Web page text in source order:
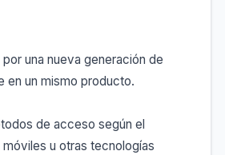
una nueva generación de
en un mismo producto.
de acceso según el
u otras tecnologías